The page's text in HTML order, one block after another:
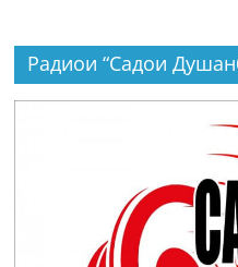
Радиои “Садои